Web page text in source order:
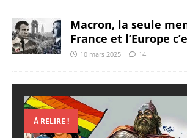
Macron, la seule
France et l’Europe
10 mars 2025 14
À RELIRE !